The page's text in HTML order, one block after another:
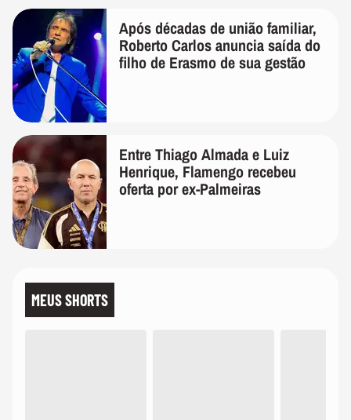
Após décadas de união familiar,
Roberto Carlos anuncia saída do
filho de Erasmo de sua gestão
Entre Thiago Almada e Luiz
Henrique, Flamengo recebeu
oferta por ex-Palmeiras
MEUS SHORTS